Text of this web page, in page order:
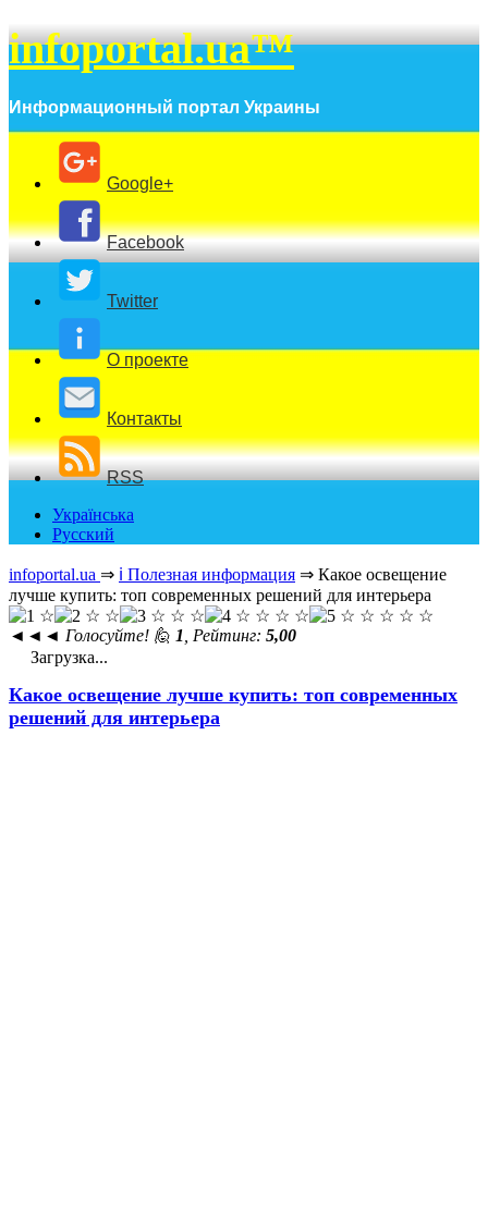
infoportal.ua™
Информационный портал Украины
Google+
Facebook
Twitter
О проекте
Контакты
RSS
Українська
Русский
infoportal.ua ⇒ ℹ️ Полезная информация ⇒ Какое освещение
лучше купить: топ современных решений для интерьера
◄◄◄ Голосуйте! 🙋 1 , Рейтинг: 5,00
Загрузка...
Какое освещение лучше купить: топ современных
решений для интерьера